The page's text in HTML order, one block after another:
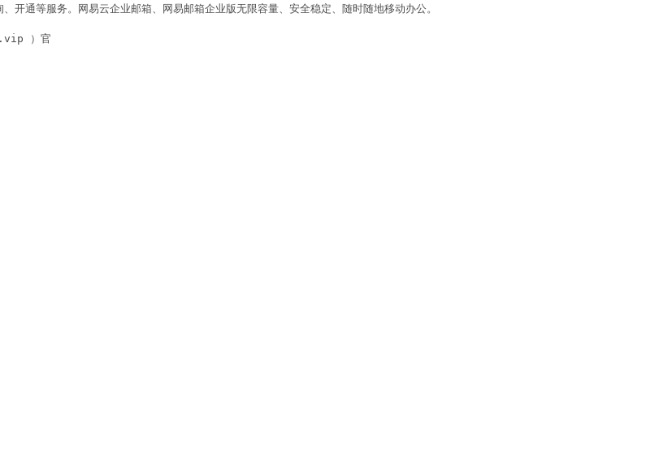
通等服务。网易云企业邮箱、网易邮箱企业版无限容量、安全稳定、随时随地移动办公。
）官